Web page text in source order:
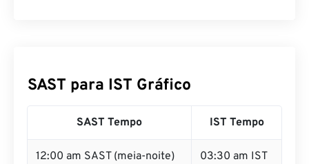
SAST para IST Gráfico
SAST Tempo IST Tempo
12:00 am SAST (meia-noite) 03:30 am IST